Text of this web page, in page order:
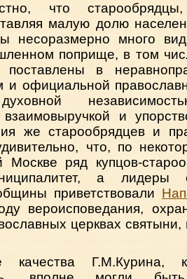
что
малую долю
несоразмерно много
поприще, в том
поставлены в
и официальной
взаимовыручкой и
же старообрядцев и
что, по
Москве ряд купцов-
а лидеры
приветствовали
вероисповедания,
церквах святыни,
качества Г.М.Курина,